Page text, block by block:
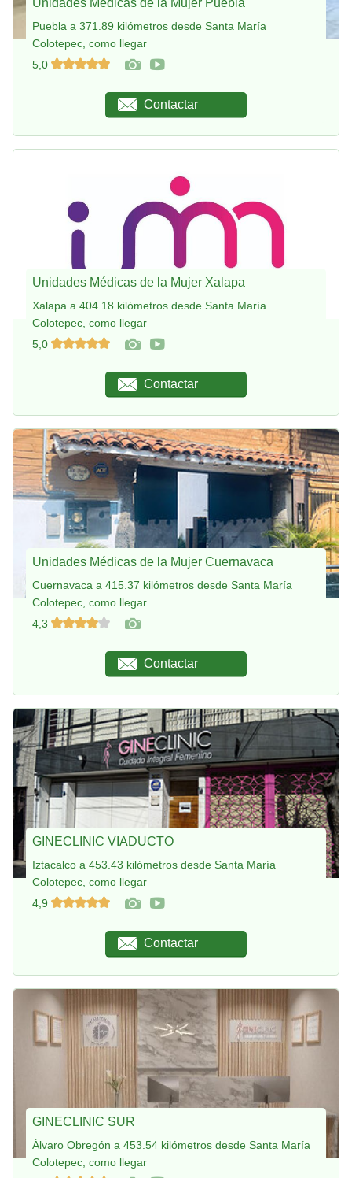
Unidades Médicas de la Mujer Puebla
Puebla a 371.89 kilómetros desde Santa María
Colotepec, como llegar
5,0
Contactar
Unidades Médicas de la Mujer Xalapa
Xalapa a 404.18 kilómetros desde Santa María
Colotepec, como llegar
5,0
Contactar
Unidades Médicas de la Mujer Cuernavaca
Cuernavaca a 415.37 kilómetros desde Santa María
Colotepec, como llegar
4,3
Contactar
GINECLINIC VIADUCTO
Iztacalco a 453.43 kilómetros desde Santa María
Colotepec, como llegar
4,9
Contactar
GINECLINIC SUR
Álvaro Obregón a 453.54 kilómetros desde Santa María
Colotepec, como llegar